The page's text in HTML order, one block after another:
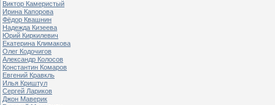
Виктор Камеристый
Ирина Капорова
Фёдор Квашнин
Надежда Кизеева
Юрий Киркилевич
Екатерина Климакова
Олег Кодочигов
Александр Колосов
Константин Комаров
Евгений Кравкль
Илья Криштул
Сергей Лариков
Джон Маверик